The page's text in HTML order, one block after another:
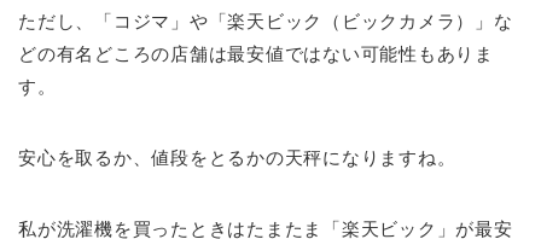
ただし、「コジマ」や「楽天ビック（ビックカメラ）」な
どの有名どころの店舗は最安値ではない可能性もありま
す。
安心を取るか、値段をとるかの天秤になりますね。
私が洗濯機を買ったときはたまたま「楽天ビック」が最安